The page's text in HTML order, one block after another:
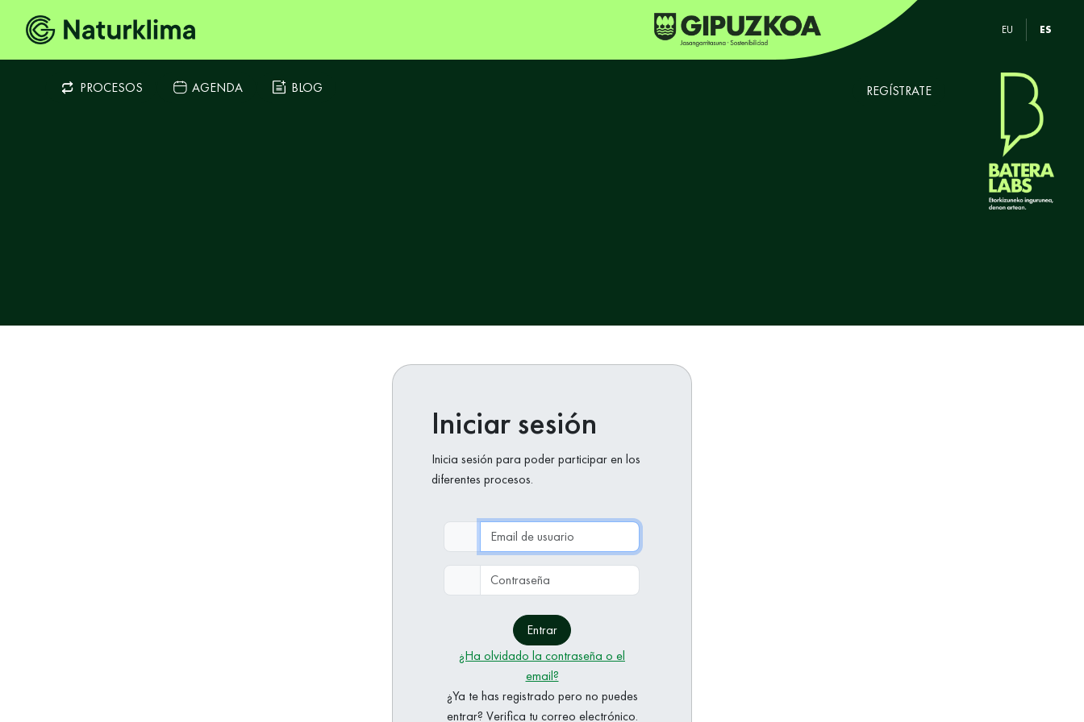
EU ES
PROCESOS AGENDA BLOG REGÍSTRATE
Iniciar sesión
Inicia sesión para poder participar en los
diferentes procesos.
Email de usuario
Contraseña
Entrar
¿Ha olvidado la contraseña o el
email?
¿Ya te has registrado pero no puedes
entrar? Verifica tu correo electrónico.